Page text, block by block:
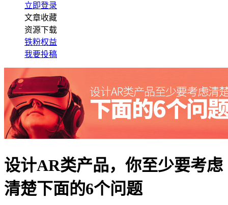
立即登录
文章收藏
资源下载
铁粉权益
我要投稿
设计AR类产品，你至少要考虑
清楚下面的6个问题